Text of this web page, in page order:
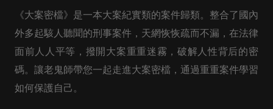
《大案密檔》是一本大案紀實類的案件歸類。整合了國內
外多起駭人聽聞的刑事案件，天網恢恢疏而不漏，在法律
面前人人平等，撥開大案重重迷霧，破解人性背后的密
碼。讓老鬼師帶您一起走進大案密檔，通過重重案件學習
如何保護自己。